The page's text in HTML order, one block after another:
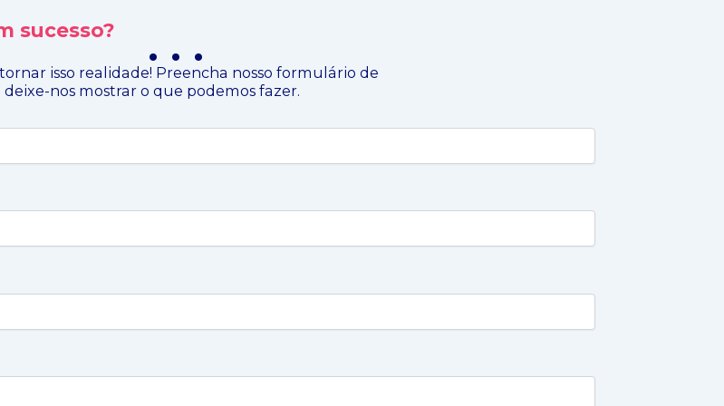
sucesso? . . .
isso realidade! Preencha nosso formulário de
nos mostrar o que podemos fazer.